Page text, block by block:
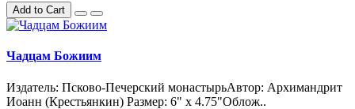
Add to Cart
Чадцам Божиим
Издатель: Псково-Печерский монастырьАвтор: Архимандрит
Иоанн (Крестьянкин) Размер: 6" x 4.75"Облож..